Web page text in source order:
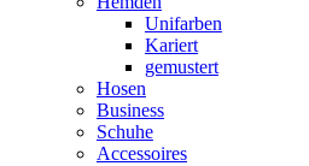
Unifarben
Kariert
gemustert
Hosen
Business
Schuhe
Accessoires